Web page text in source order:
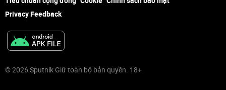
Privacy Feedback
© 2026 Sputnik Giữ toàn bộ bản quyền. 18+